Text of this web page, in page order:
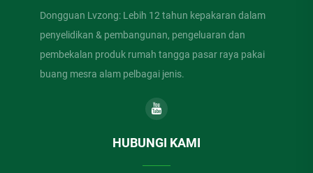
Dongguan Lvzong: Lebih 12 tahun kepakaran dalam
penyelidikan & pembangunan, pengeluaran dan
pembekalan produk rumah tangga pasar raya pakai
buang mesra alam pelbagai jenis.
HUBUNGI KAMI